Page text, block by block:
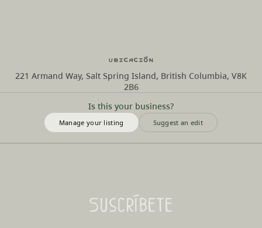
Is this your business?
Manage your listing Suggest an edit
Ubicación
221 Armand Way, Salt Spring Island, British Columbia, V8K
2B6
Suscríbete